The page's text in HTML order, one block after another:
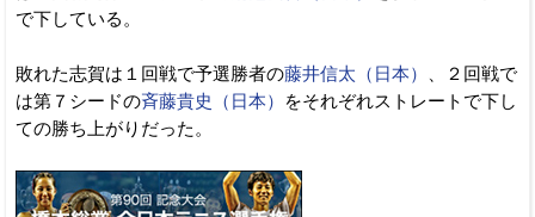
で下している。
敗れた志賀は１回戦で予選勝者の藤井信太（日本）
、２回戦で
は第７シードの斉藤貴史（日本）
をそれぞれストレートで下し
ての勝ち上がりだった。